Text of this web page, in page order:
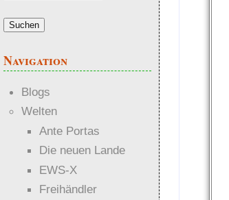
Navigation
Blogs
Welten
Ante Portas
Die neuen Lande
EWS-X
Freihändler